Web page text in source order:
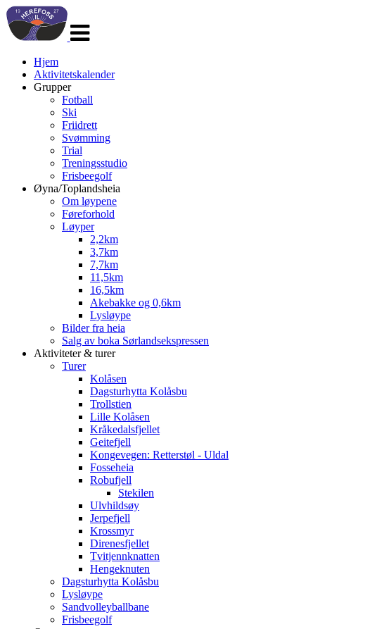
navigasjon
Hjem
Aktivitetskalender
Grupper
Fotball
Ski
Friidrett
Svømming
Trial
Treningsstudio
Frisbeegolf
Øyna/Toplandsheia
Om løypene
Føreforhold
Løyper
2,2km
3,7km
7,7km
11,5km
16,5km
Akebakke og 0,6km
Lysløype
Bilder fra heia
Salg av boka Sørlandsekspressen
Aktiviteter & turer
Turer
Kolåsen
Dagsturhytta Kolåsbu
Trollstien
Lille Kolåsen
Kråkedalsfjellet
Geitefjell
Kongevegen: Retterstøl - Uldal
Fosseheia
Robufjell
Stekilen
Ulvhildsøy
Jerpefjell
Krossmyr
Direnesfjellet
Tvitjennknatten
Hengeknuten
Dagsturhytta Kolåsbu
Lysløype
Sandvolleyballbane
Frisbeegolf